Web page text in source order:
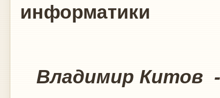
информатики
Владимир Китов